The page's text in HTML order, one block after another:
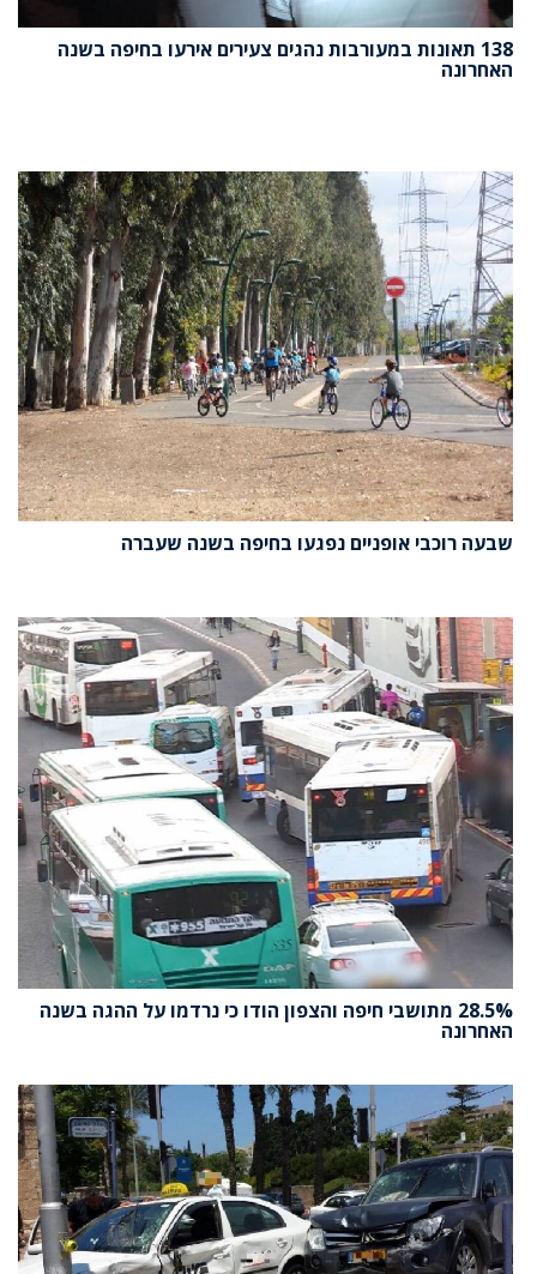
138 תאונות במעורבות נהגים צעירים אירעו בחיפה בשנה
האחרונה
שבעה רוכבי אופניים נפגעו בחיפה בשנה שעברה
28.5% מתושבי חיפה והצפון הודו כי נרדמו על ההגה בשנה
האחרונה